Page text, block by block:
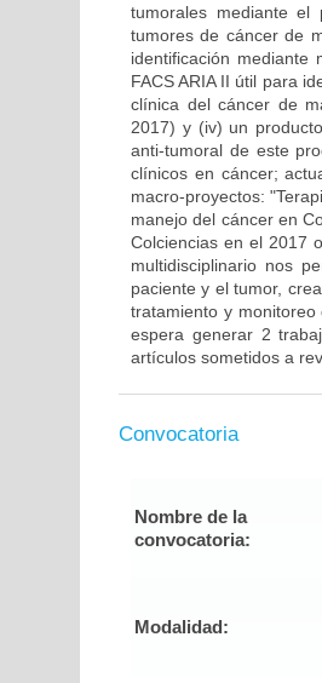
tumorales mediante el
tumores de cáncer de
identificación
FACS ARIA II útil para
clínica del cáncer de
2017) y (iv) un
anti-tumoral de este
clínicos en cáncer;
macro-proyectos:
manejo del cáncer en
Colciencias en el 2017
multidisciplinario nos
paciente y el tumor,
tratamiento y
espera generar 2
artículos sometidos a
Convocatoria
Nombre de la
convocatoria:
Modalidad: